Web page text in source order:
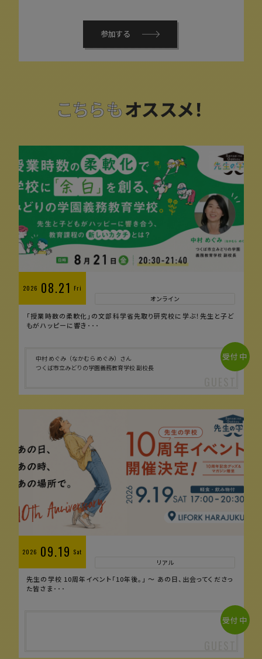
参加する
こちらもオススメ！
2026 08.21 Fri
オンライン
「授業時数の柔軟化」の文部科学省先取り研究校に学ぶ！先生と子ど
もがハッピーに響き･･･
中村 めぐみ（なかむら めぐみ）さん
つくば市立みどりの学園義務教育学校 副校長
受付中
2026 09.19 Sat
リアル
先生の学校 10周年イベント「10年後。」 〜 あの日、出会ってくださっ
た皆さま･･･
受付中